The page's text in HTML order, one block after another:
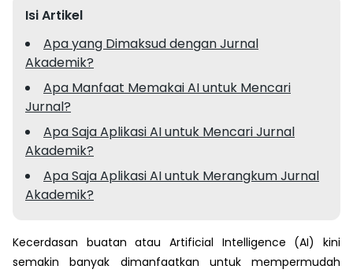
Isi Artikel
Apa yang Dimaksud dengan Jurnal
Akademik?
Apa Manfaat Memakai AI untuk Mencari
Jurnal?
Apa Saja Aplikasi AI untuk Mencari Jurnal
Akademik?
Apa Saja Aplikasi AI untuk Merangkum Jurnal
Akademik?
Kecerdasan buatan atau Artificial Intelligence (AI) kini
semakin banyak dimanfaatkan untuk mempermudah